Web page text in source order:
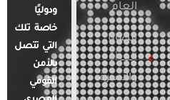
العام
قضايا
المرأة
والأسرة
ودوليًا
خاصة تلك
التي تتصل
بالأمن
القومي